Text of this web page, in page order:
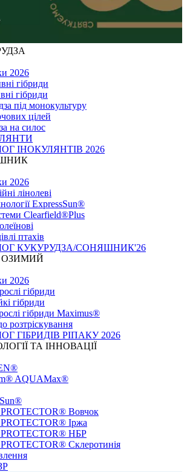
2026
гібриди
гібриди
під монокультуру
цілей
на силос
ІНОКУЛЯНТІВ 2026
2026
лінолеві
ExpressSun®
Clearfield®Plus
птахів
КУКУРУДЗА/СОНЯШНИК'26
ОЗИМИЙ
2026
гібриди
гібриди
гібриди Maximus®
розтріскування
ГІБРИДІВ РІПАКУ 2026
ТА ІННОВАЦІЇ
AQUAMax®
PROTECTOR® Вовчок
PROTECTOR® Іржа
PROTECTOR® НБР
PROTECTOR® Склеротинія